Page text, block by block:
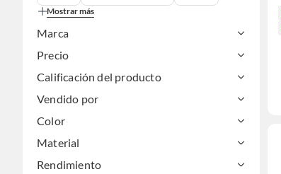
Mostrar más
Marca
Precio
Calificación del producto
Vendido por
Color
Material
Rendimiento